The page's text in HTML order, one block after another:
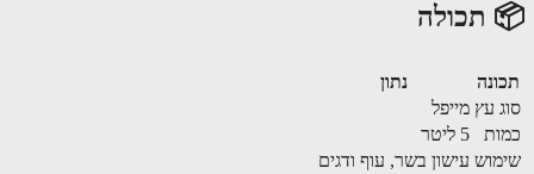
תכולה
עץ מייפל
5 ליטר
עישון בשר, עוף ודגים